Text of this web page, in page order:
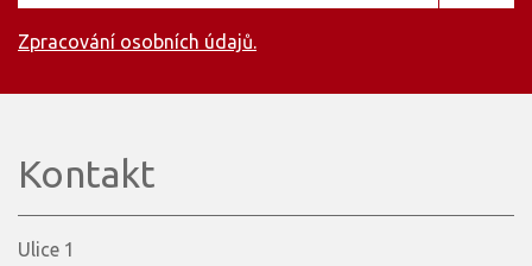
Zpracování osobních údajů.
Kontakt
Ulice 1